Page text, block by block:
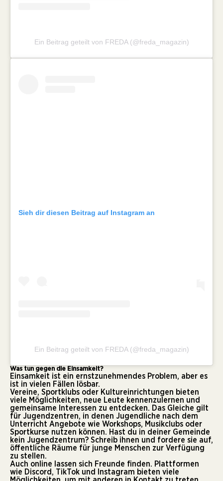
Ein Beitrag geteilt von FREDA (@freda_magazin)
Sieh dir diesen Beitrag auf Instagram an
Ein Beitrag geteilt von FREDA (@freda_magazin)
Was tun gegen die Einsamkeit?
Einsamkeit ist ein ernstzunehmendes Problem, aber es
ist in vielen Fällen lösbar.
Vereine, Sportklubs oder Kultureinrichtungen bieten
viele Möglichkeiten, neue Leute kennenzulernen und
gemeinsame Interessen zu entdecken. Das Gleiche gilt
für Jugendzentren, in denen Jugendliche nach dem
Unterricht Angebote wie Workshops, Musikclubs oder
Sportkurse nutzen können. Hast du in deiner Gemeinde
kein Jugendzentrum? Schreib ihnen und fordere sie auf,
öffentliche Räume für junge Menschen zur Verfügung
zu stellen.
Auch online lassen sich Freunde finden. Plattformen
wie Discord, TikTok und Instagram bieten viele